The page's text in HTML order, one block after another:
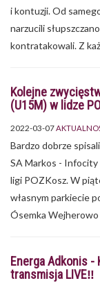
i kontuzji. Od
narzucili
kontratakowali. Z
Kolejne
(U15M) w lidze
2022-03-07
Bardzo dobrze
SA Markos - Infocity
ligi POZKosz. W
własnym parkiecie
Ósemka Wejherowo
Energa Adkonis -
transmisja LIVE‼